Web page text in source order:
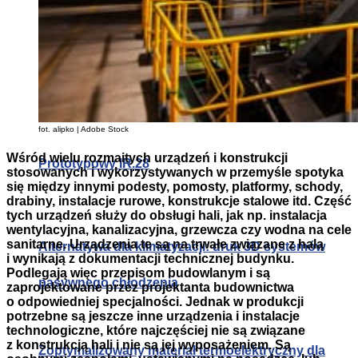
Prototypowy IR.28
Zoptymalizowany materiał termoelektryczny dla
proste
Alternatywa dla klimatyzacji: druk 3D systemów
pasywnego chłodzenia
fot. alipko | Adobe Stock
Wśród wielu rozmaitych urządzeń i konstrukcji
stosowanych i wykorzystywanych w przemyśle spotyka
się między innymi podesty, pomosty, platformy, schody,
drabiny, instalacje rurowe, konstrukcje stalowe itd. Część
tych urządzeń służy do obsługi hali, jak np. instalacja
wentylacyjna, kanalizacyjna, grzewcza czy wodna na cele
sanitarne. Urządzenia te są na trwałe związane z halą
i wynikają z dokumentacji technicznej budynku.
Podlegają więc przepisom budowlanym i są
zaprojektowane przez projektanta budownictwa
o odpowiedniej specjalności. Jednak w produkcji
potrzebne są jeszcze inne urządzenia i instalacje
technologiczne, które najczęściej nie są związane
z konstrukcją hali i nie są jej wyposażeniem. Są